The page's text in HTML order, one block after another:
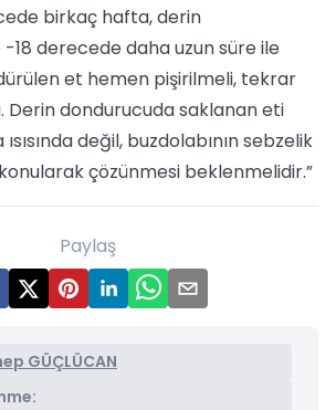
birkaç hafta, derin
18 derecede daha uzun süre ile
et hemen pişirilmeli, tekrar
Derin dondurucuda saklanan eti
değil, buzdolabının sebzelik
konularak çözünmesi beklenmelidir.”
Paylaş
GÜÇLÜCAN